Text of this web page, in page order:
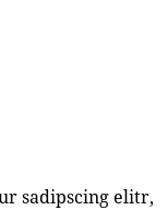
sadipscing elitr,